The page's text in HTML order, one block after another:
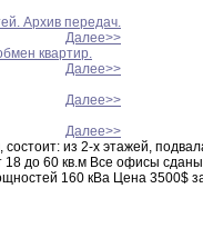
Архив передач.
Далее>>
квартир.
Далее>>
Далее>>
Далее>>
, состоит: из 2-х этажей,
18 до 60 кв.м Все офисы сданы
160 кВа Цена 3500$